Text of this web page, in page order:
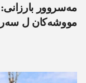
مەسروور
مووشەکان ل سەر